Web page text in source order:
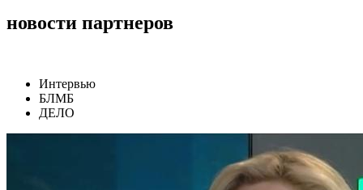
новости партнеров
Интервью
БЛМБ
ДЕЛО